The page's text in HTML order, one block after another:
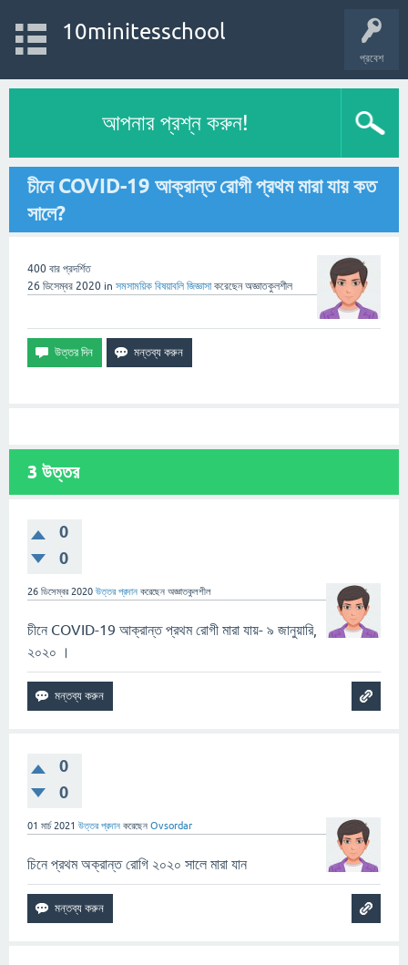
প্রবেশ
10minitesschool
আপনার প্রশ্ন করুন!
চীনে COVID-19 আক্রান্ত রোগী প্রথম মারা যায় কত
সালে?
400 বার প্রদর্শিত
26 ডিসেম্বর 2020 in সমসাময়িক বিষয়াবলি জিজ্ঞাসা করেছেনঅজ্ঞাতকুলশীল
3 উত্তর
0
0
26 ডিসেম্বর 2020 উত্তর প্রদান করেছেন অজ্ঞাতকুলশীল
চীনে COVID-19 আক্রান্ত প্রথম রোগী মারা যায়- ৯ জানুয়ারি,
২০২০ ।
0
0
01 মার্চ 2021 উত্তর প্রদান করেছেন Ovsordar
চিনে প্রথম অক্রান্ত রোগি ২০২০ সালে মারা যান